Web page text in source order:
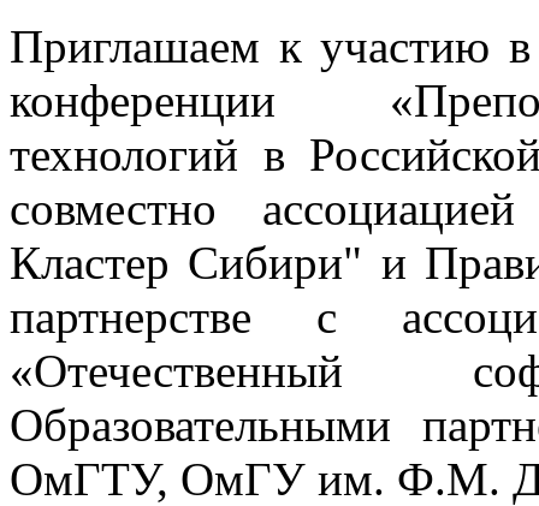
Приглашаем к участию
конференции
технологий в
совместно
Кластер Сибири" и
партнерстве с
«Отечественный
Образовательными
ОмГТУ, ОмГУ им. Ф.М.